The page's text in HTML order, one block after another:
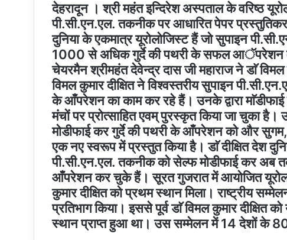
देहरादून । श्री महंत इन्दिरेश अस्पताल के वरिष्ठ
पी.सी.एन.एल. तकनीक पर आधारित पेपर
दुनिया के एकमात्र यूरोलोजिस्ट हैं जो सुपाइन
1000 से अधिक गुर्दे की पथरी के सफल आॅपरेशन
चेयरमैन श्रीमहंत देवेन्द्र दास जी महाराज ने डाॅ विमल
विमल कुमार दीक्षित ने विश्वस्तरीय सुपाइन
के आँपरेशन का काम कर रहे हैं। उनके द्वारा
मंचों पर प्रोत्साहित एवम् पुरस्कृत किया जा चुका
मोडीफाई कर गुर्दे की पथरी के आँपरेशन को और
एक नए स्वरूप में प्रस्तुत किया है। डाॅ दीक्षित देश
पी.सी.एन.एल. तकनीक को सेल्फ मोडीफाई कर
आँपरेशन कर चुके हैं। सूरत गुजरात में आयोजित
कुमार दीक्षित को प्रथम स्थान मिला। राष्ट्रीय
प्रतिभाग किया। इससे पूर्व डाॅ विमल कुमार दीक्षित
स्थान प्राप्त हुआ था। उस सम्मेलन में 14 देशों के